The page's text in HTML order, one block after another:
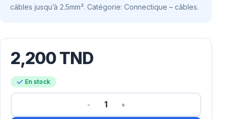
câbles jusqu’à 2.5mm². Catégorie: Connectique – câbles.
2,200TND
En stock